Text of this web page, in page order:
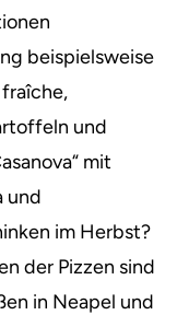
beispielsweise
fraîche,
und
mit
und
im Herbst?
der Pizzen sind
in Neapel und